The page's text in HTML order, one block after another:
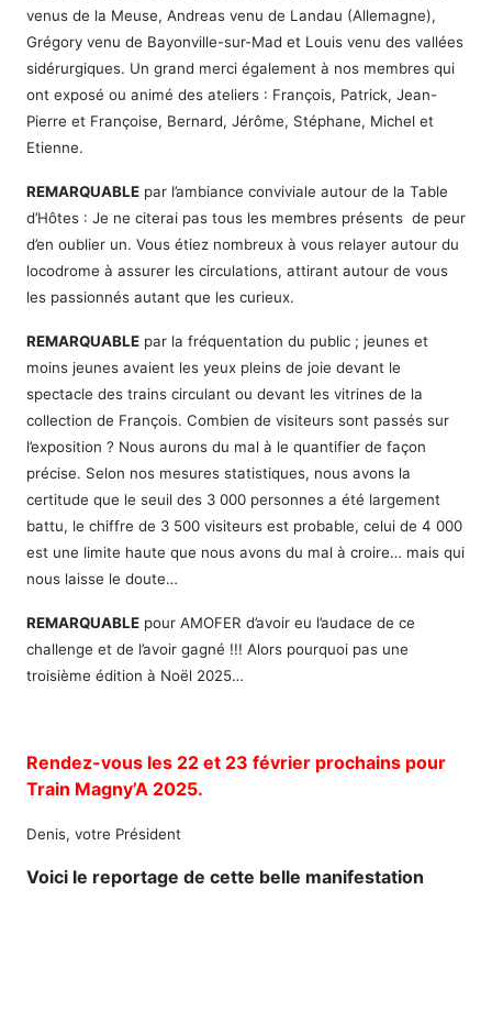
venus de la Meuse, Andreas venu de Landau (Allemagne),
Grégory venu de Bayonville-sur-Mad et Louis venu des vallées
sidérurgiques. Un grand merci également à nos membres qui
ont exposé ou animé des ateliers : François, Patrick, Jean-
Pierre et Françoise, Bernard, Jérôme, Stéphane, Michel et
Etienne.
REMARQUABLE par l’ambiance conviviale autour de la Table
d’Hôtes : Je ne citerai pas tous les membres présents de peur
d’en oublier un. Vous étiez nombreux à vous relayer autour du
locodrome à assurer les circulations, attirant autour de vous
les passionnés autant que les curieux.
REMARQUABLE par la fréquentation du public ; jeunes et
moins jeunes avaient les yeux pleins de joie devant le
spectacle des trains circulant ou devant les vitrines de la
collection de François. Combien de visiteurs sont passés sur
l’exposition ? Nous aurons du mal à le quantifier de façon
précise. Selon nos mesures statistiques, nous avons la
certitude que le seuil des 3 000 personnes a été largement
battu, le chiffre de 3 500 visiteurs est probable, celui de 4 000
est une limite haute que nous avons du mal à croire… mais qui
nous laisse le doute…
REMARQUABLE pour AMOFER d’avoir eu l’audace de ce
challenge et de l’avoir gagné !!! Alors pourquoi pas une
troisième édition à Noël 2025…
Rendez-vous les 22 et 23 février prochains pour
Train Magny’A 2025.
Denis, votre Président
Voici le reportage de cette belle manifestation